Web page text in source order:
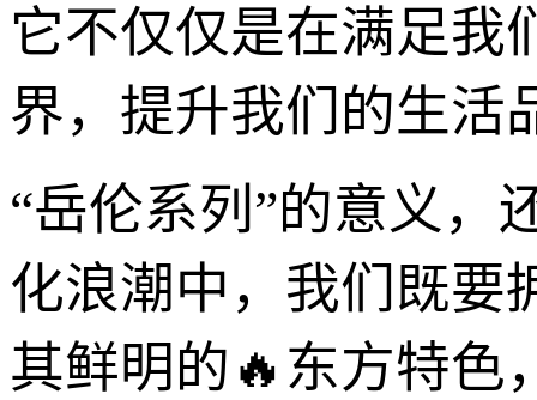
它不仅仅是在满足我
界，提升我们的生活
“岳伦系列”的意义，
化浪潮中，我们既要
其鲜明的🔥东方特色